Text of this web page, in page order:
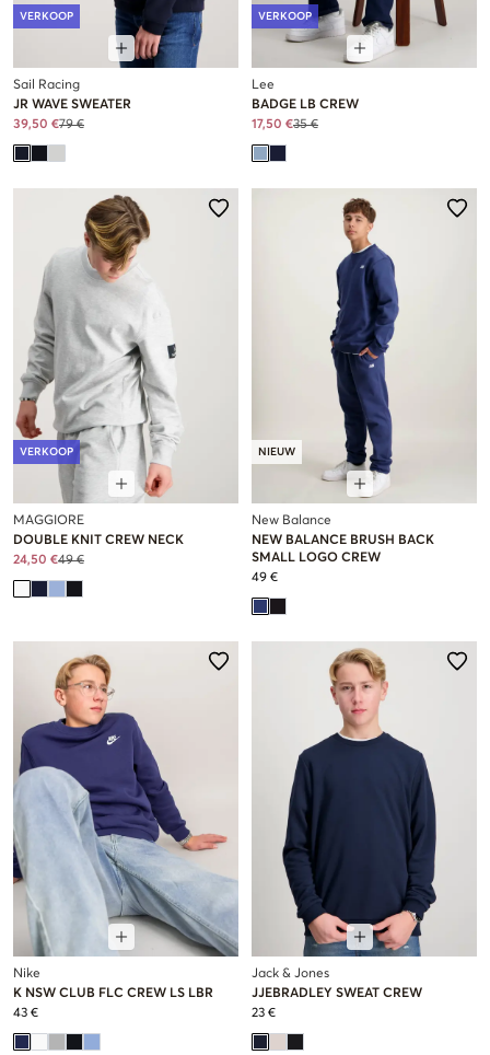
VERKOOP
Sail Racing
JR WAVE SWEATER
39,50 €79 €
VERKOOP
Lee
BADGE LB CREW
17,50 €35 €
VERKOOP
MAGGIORE
DOUBLE KNIT CREW NECK
24,50 €49 €
NIEUW
New Balance
NEW BALANCE BRUSH BACK
SMALL LOGO CREW
49 €
Nike
K NSW CLUB FLC CREW LS LBR
43 €
Jack & Jones
JJEBRADLEY SWEAT CREW
23 €